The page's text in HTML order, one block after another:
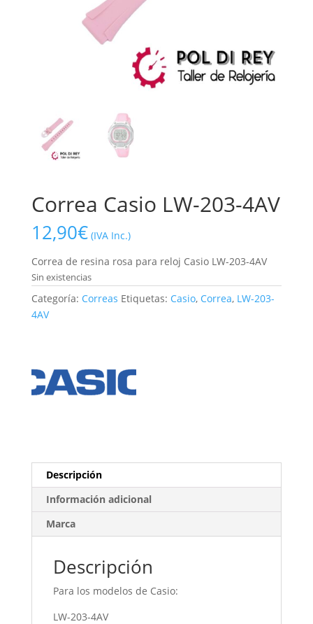
Correa Casio LW-203-4AV
12,90€ (IVA Inc.)
Correa de resina rosa para reloj Casio LW-203-4AV
Sin existencias
Categoría: Correas Etiquetas: Casio, Correa, LW-203-
4AV
Descripción
Información adicional
Marca
Descripción
Para los modelos de Casio:
LW-203-4AV